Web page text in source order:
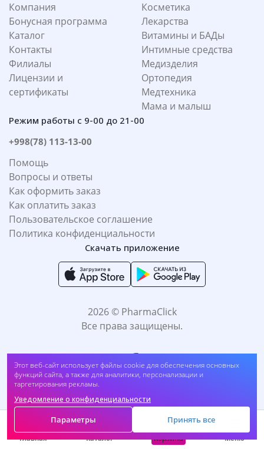
Этот веб-сайт использует файлы cookie для обеспечения основных
функций сайта, а также для аналитики, персонализации и
таргетирования рекламы.
Уведомление о конфиденциальности
Параметры Принять все
Компания
Бонусная программа
Каталог
Контакты
Филиалы
Лицензии и
сертификаты
Косметика
Лекарства
Витамины и БАДы
Интимные средства
Медизделия
Ортопедия
Медтехника
Мама и малыш
Режим работы с 9-00 до 21-00
+998(78) 113-13-00
Помощь
Вопросы и ответы
Как оформить заказ
Как оплатить заказ
Пользовательское соглашение
Политика конфиденциальности
Скачать приложение
2026 © PharmaClick
Все права защищены.
Принимаем к оплате:
Главная Каталог Корзина Меню